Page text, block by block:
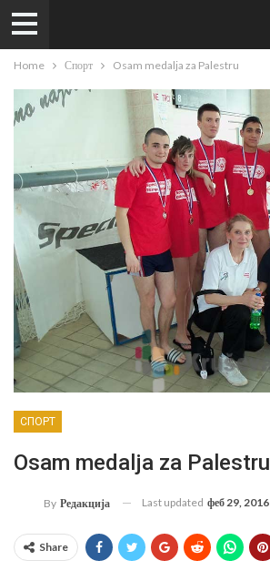
Home Спорт Osam medalja za Palestru
СПОРТ
Osam medalja za Palestru
By Редакција Last updated феб 29, 2016
Share